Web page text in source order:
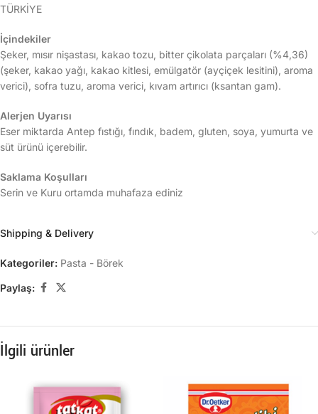
TÜRKİYE
İçindekiler
Şeker, mısır nişastası, kakao tozu, bitter çikolata parçaları (%4,36)
(şeker, kakao yağı, kakao kitlesi, emülgatör (ayçiçek lesitini), aroma
verici), sofra tuzu, aroma verici, kıvam artırıcı (ksantan gam).
Alerjen Uyarısı
Eser miktarda Antep fıstığı, fındık, badem, gluten, soya, yumurta ve
süt ürünü içerebilir.
Saklama Koşulları
Serin ve Kuru ortamda muhafaza ediniz
Shipping & Delivery
Kategoriler: Pasta - Börek
Paylaş:
İlgili ürünler